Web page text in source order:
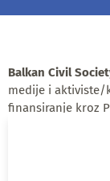
Balkan Civil
medije i aktiviste/
finansiranje kroz
mržnje,